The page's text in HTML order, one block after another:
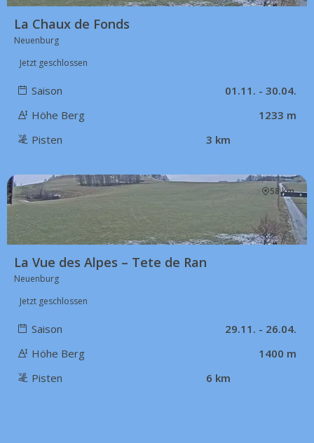
La Chaux de Fonds
Neuenburg
Jetzt geschlossen
Saison
01.11. - 30.04.
Höhe Berg
1233 m
Pisten
3 km
58 km
La Vue des Alpes – Tete de Ran
Neuenburg
Jetzt geschlossen
Saison
29.11. - 26.04.
Höhe Berg
1400 m
Pisten
6 km